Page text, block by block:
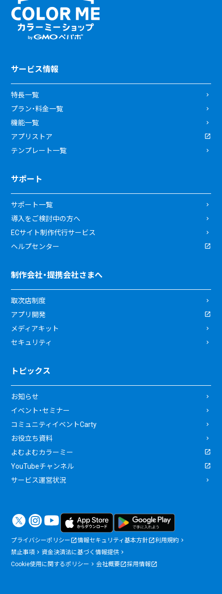
サービス情報
特長一覧
プラン・料金一覧
機能一覧
アプリストア
テンプレート一覧
サポート
サポート一覧
導入をご検討中の方へ
ECサイト制作代行サービス
ヘルプセンター
制作会社・提携会社さまへ
取次店制度
アプリ開発
メディアキット
セキュリティ
トピックス
お知らせ
イベント・セミナー
コミュニティイベントCarty
お役立ち資料
よむよむカラーミー
YouTubeチャンネル
サービス運営状況
プライバシーポリシー 情報セキュリティ基本方針
利用規約
禁止事項
資金決済法に基づく情報提供
Cookie使用に関するポリシー
会社概要 採用情報